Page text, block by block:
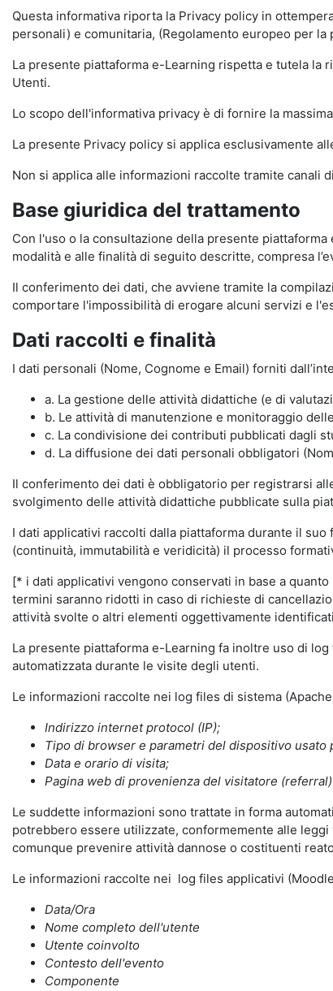
Questa informativa riporta la Privacy policy in
personali) e comunitaria, (Regolamento europeo per
La presente piattaforma e-Learning rispetta e tutela
Utenti.
Lo scopo dell'informativa privacy è di fornire la
La presente Privacy policy si applica esclusivamente
Non si applica alle informazioni raccolte tramite canali
Base giuridica del trattamento
Con l'uso o la consultazione della presente
modalità e alle finalità di seguito descritte, compresa
Il conferimento dei dati, che avviene tramite la
comportare l'impossibilità di erogare alcuni servizi e
Dati raccolti e finalità
I dati personali (Nome, Cognome e Email) forniti
a. La gestione delle attività didattiche (e di
b. Le attività di manutenzione e monitoraggio
c. La condivisione dei contributi pubblicati dagli
d. La diffusione dei dati personali obbligatori
Il conferimento dei dati è obbligatorio per registrarsi
svolgimento delle attività didattiche pubblicate sulla
I dati applicativi raccolti dalla piattaforma durante il
(continuità, immutabilità e veridicità) il processo
[* i dati applicativi vengono conservati in base a
termini saranno ridotti in caso di richieste di
attività svolte o altri elementi oggettivamente
La presente piattaforma e-Learning fa inoltre uso di
automatizzata durante le visite degli utenti.
Le informazioni raccolte nei log files di sistema
Indirizzo internet protocol (IP);
Tipo di browser e parametri del dispositivo usato
Data e orario di visita;
Pagina web di provenienza del visitatore
Le suddette informazioni sono trattate in forma
potrebbero essere utilizzate, conformemente alle
comunque prevenire attività dannose o costituenti
Le informazioni raccolte nei log files applicativi
Data/Ora
Nome completo dell'utente
Utente coinvolto
Contesto dell'evento
Componente